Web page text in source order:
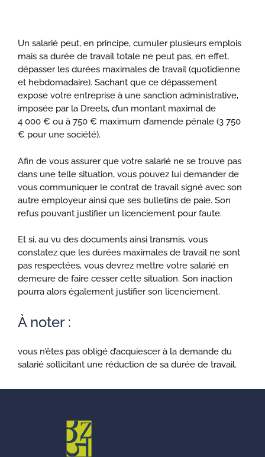
Un salarié peut, en principe, cumuler plusieurs emplois
mais sa durée de travail totale ne peut pas, en effet,
dépasser les durées maximales de travail (quotidienne
et hebdomadaire). Sachant que ce dépassement
expose votre entreprise à une sanction administrative,
imposée par la Dreets, d’un montant maximal de
4 000 € ou à 750 € maximum d’amende pénale (3 750
€ pour une société).
Afin de vous assurer que votre salarié ne se trouve pas
dans une telle situation, vous pouvez lui demander de
vous communiquer le contrat de travail signé avec son
autre employeur ainsi que ses bulletins de paie. Son
refus pouvant justifier un licenciement pour faute.
Et si, au vu des documents ainsi transmis, vous
constatez que les durées maximales de travail ne sont
pas respectées, vous devrez mettre votre salarié en
demeure de faire cesser cette situation. Son inaction
pourra alors également justifier son licenciement.
À noter :
vous n’êtes pas obligé d’acquiescer à la demande du
salarié sollicitant une réduction de sa durée de travail.